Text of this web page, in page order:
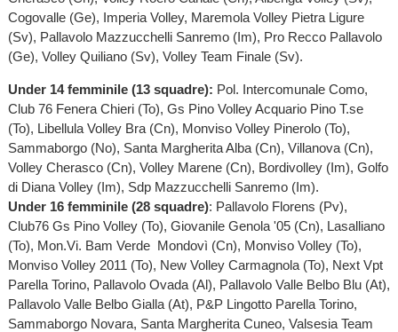
Cogovalle (Ge), Imperia Volley, Maremola Volley Pietra Ligure
(Sv), Pallavolo Mazzucchelli Sanremo (Im), Pro Recco Pallavolo
(Ge), Volley Quiliano (Sv), Volley Team Finale (Sv).
Under 14 femminile (13 squadre): Pol. Intercomunale Como,
Club 76 Fenera Chieri (To), Gs Pino Volley Acquario Pino T.se
(To), Libellula Volley Bra (Cn), Monviso Volley Pinerolo (To),
Sammaborgo (No), Santa Margherita Alba (Cn), Villanova (Cn),
Volley Cherasco (Cn), Volley Marene (Cn), Bordivolley (Im), Golfo
di Diana Volley (Im), Sdp Mazzucchelli Sanremo (Im).
Under 16 femminile (28 squadre): Pallavolo Florens (Pv),
Club76 Gs Pino Volley (To), Giovanile Genola '05 (Cn), Lasalliano
(To), Mon.Vi. Bam Verde Mondovì (Cn), Monviso Volley (To),
Monviso Volley 2011 (To), New Volley Carmagnola (To), Next Vpt
Parella Torino, Pallavolo Ovada (Al), Pallavolo Valle Belbo Blu (At),
Pallavolo Valle Belbo Gialla (At), P&P Lingotto Parella Torino,
Sammaborgo Novara, Santa Margherita Cuneo, Valsesia Team